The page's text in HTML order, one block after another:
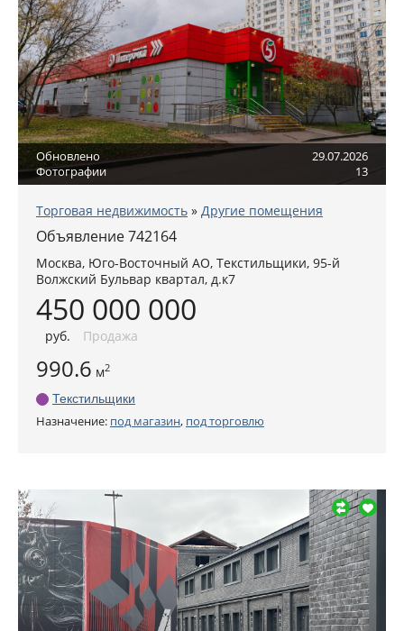
Обновлено
29.07.2026
Фотографии
13
Торговая недвижимость » Другие помещения
Объявление 742164
Москва, Юго-Восточный АО, Текстильщики, 95-й
Волжский Бульвар квартал, д.к7
450 000 000
руб. Продажа
990.6 м2
Текстильщики
Назначение: под магазин, под торговлю